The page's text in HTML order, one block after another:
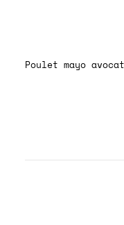
Poulet mayo avocat